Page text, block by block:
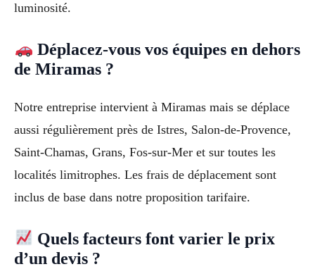
luminosité.
Déplacez-vous vos équipes en dehors
de Miramas ?
Notre entreprise intervient à Miramas mais se déplace
aussi régulièrement près de Istres, Salon-de-Provence,
Saint-Chamas, Grans, Fos-sur-Mer et sur toutes les
localités limitrophes. Les frais de déplacement sont
inclus de base dans notre proposition tarifaire.
Quels facteurs font varier le prix
d’un devis ?